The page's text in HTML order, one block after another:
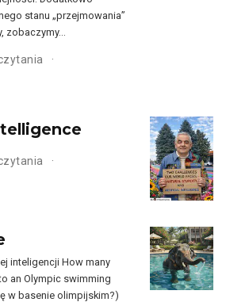
stanu „przejmowania”
zobaczymy…
inteligencji How many
an Olympic swimming
w basenie olimpijskim?)